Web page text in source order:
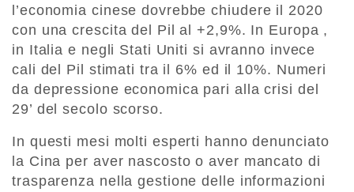
l’economia cinese dovrebbe chiudere il 2020
con una crescita del Pil al +2,9%. In Europa ,
in Italia e negli Stati Uniti si avranno invece
cali del Pil stimati tra il 6% ed il 10%. Numeri
da depressione economica pari alla crisi del
29’ del secolo scorso.
In questi mesi molti esperti hanno denunciato
la Cina per aver nascosto o aver mancato di
trasparenza nella gestione delle informazioni